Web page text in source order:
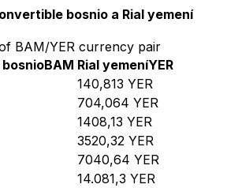
bosnio a Rial yemení
BAM/YER currency pair
BAM Rial yemeníYER
140,813 YER
704,064 YER
1408,13 YER
3520,32 YER
7040,64 YER
14.081,3 YER